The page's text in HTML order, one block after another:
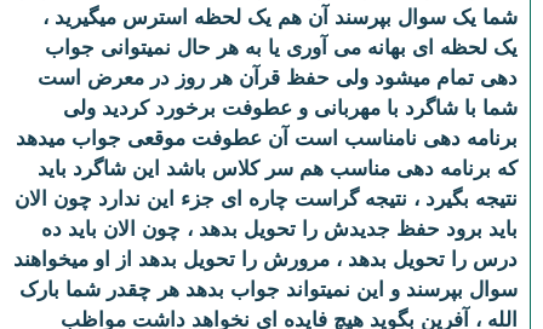
شما یک سوال بپرسند آن هم یک لحظه استرس میگیرید ،
یک لحظه ای بهانه می آوری یا به هر حال نمیتوانی جواب
دهی تمام میشود ولی حفظ قرآن هر روز در معرض است
شما با شاگرد با مهربانی و عطوفت برخورد کردید ولی
برنامه دهی نامناسب است آن عطوفت موقعی جواب میدهد
که برنامه دهی مناسب هم سر کلاس باشد این شاگرد باید
نتیجه بگیرد ، نتیجه گراست چاره ای جزء این ندارد چون الان
باید برود حفظ جدیدش را تحویل بدهد ، چون الان باید ده
درس را تحویل بدهد ، مرورش را تحویل بدهد از او میخواهند
سوال بپرسند و این نمیتواند جواب بدهد هر چقدر شما بارک
الله ، آفرین بگوید هیچ فایده ای نخواهد داشت مواظب